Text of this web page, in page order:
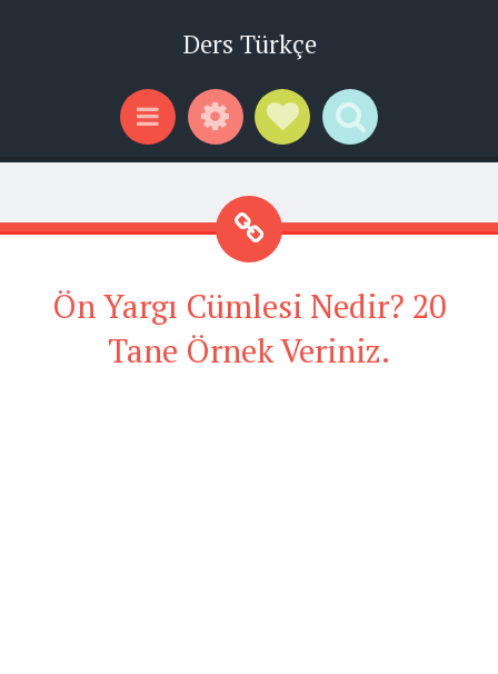
Ders Türkçe
Menu WidgetsSocial Links
Search
Ön Yargı Cümlesi Nedir? 20
Tane Örnek Veriniz.